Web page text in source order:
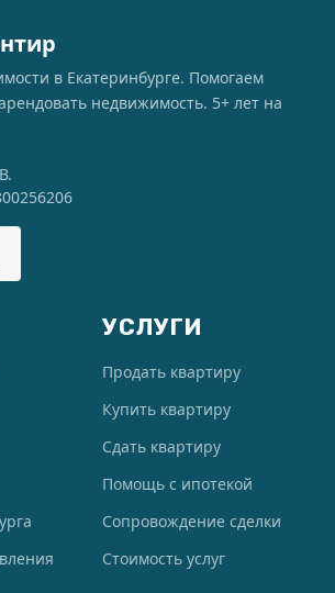
в Екатеринбурге. Помогаем
недвижимость. 5+ лет на
УСЛУГИ
Продать квартиру
Купить квартиру
Сдать квартиру
Помощь с ипотекой
Сопровождение сделки
Стоимость услуг